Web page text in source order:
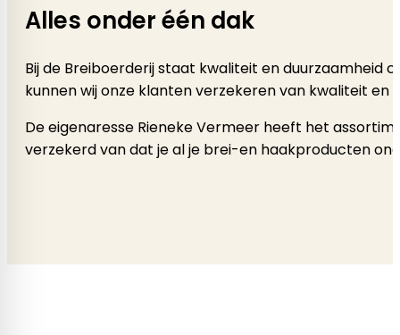
Alles onder één dak
Bij de Breiboerderij staat kwaliteit en duurzaamheid
kunnen wij onze klanten verzekeren van kwaliteit en
De eigenaresse Rieneke Vermeer heeft het
verzekerd van dat je al je brei-en haakproducten